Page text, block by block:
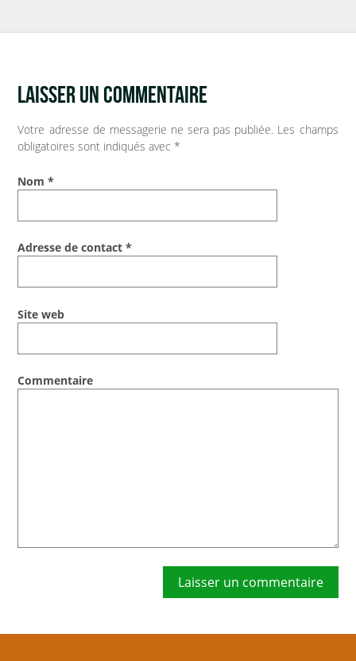
Nouvel habitant
VOS OUTILS
Espace documentaire
LAISSER UN COMMENTAIRE
Votre adresse de messagerie ne sera pas publiée. Les champs
obligatoires sont indiqués avec*
Nom*
Adresse de contact*
Site web
Commentaire